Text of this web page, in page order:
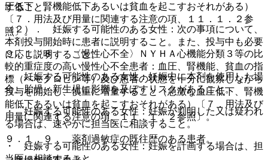
すること。
（２）． 妊娠する可能性のある女性：次の事項について、
本剤投与開始時に患者に説明すること。また、投与中も必要
に応じ説明すること。
・ 妊娠する可能性のある女性：妊娠中に本剤を使用した場
合、胎児・新生児に影響を及ぼすリスクがあること。
・ 妊娠する可能性のある女性：妊娠が判明した又は疑われ
る場合は、速やかに担当医に相談すること。
・ 妊娠する可能性のある女性：妊娠を計画する場合は、担
圧低下、腎機能低下あるいは貧血を起こすおそれがある）
〔７．用法及び用量に関連する注意の項、１１．１．２参
照〕。
９．１．８． 〈慢性心不全〉ＮＹＨＡ心機能分類３等の比
較的重症度の高い慢性心不全患者：血圧、腎機能、貧血の指
標（ヘモグロビン等）及び患者の状態を十分に観察しながら
投与を開始し、慎重に増量すること（急激な血圧低下、腎機
能低下あるいは貧血を起こすおそれがある）〔７．用法及び
用量に関連する注意の項、１１．１．２参照〕。
９．１．９． 薬剤過敏症の既往歴のある患者。